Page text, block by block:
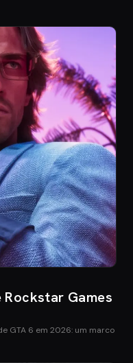
Games
GTA 6 em 2026: um marco